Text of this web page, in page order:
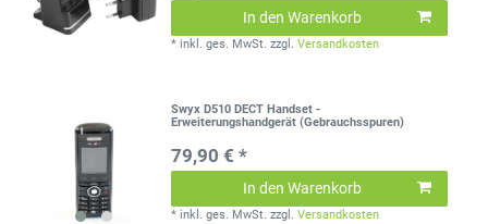
In den Warenkorb
* inkl. ges. MwSt. zzgl.Versandkosten
Swyx D510 DECT Handset -
Erweiterungshandgerät (Gebrauchsspuren)
79,90 € *
In den Warenkorb
* inkl. ges. MwSt. zzgl.Versandkosten